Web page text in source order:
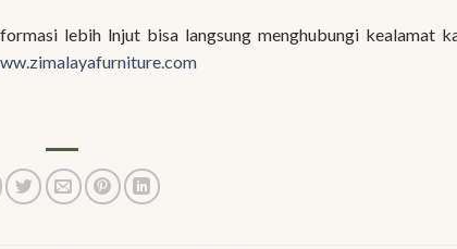
lebih lnjut bisa langsung menghubungi kealamat